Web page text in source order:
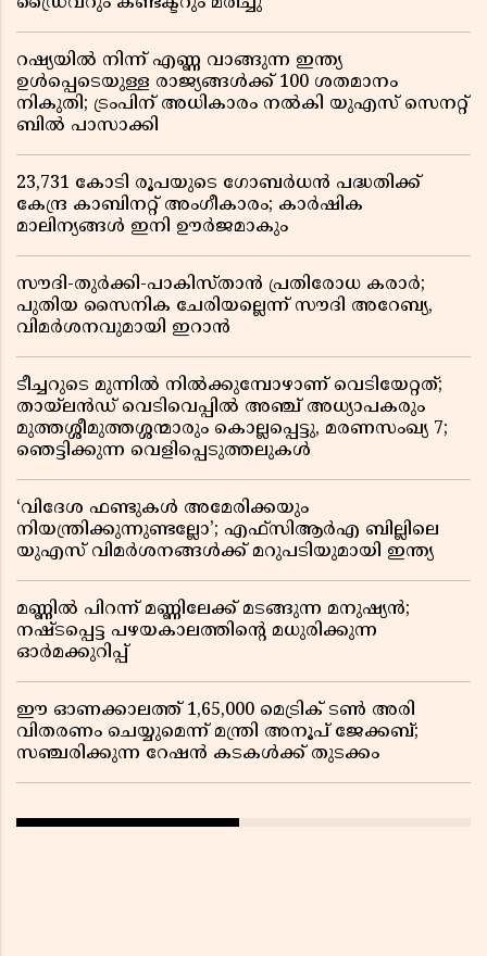
റഷ്യയിൽ നിന്ന് എണ്ണ വാങ്ങുന്ന ഇന്ത്യ
ഉൾപ്പെടെയുള്ള രാജ്യങ്ങൾക്ക് 100 ശതമാനം
നികുതി; ട്രംപിന് അധികാരം നൽകി യുഎസ് സെനറ്റ്
ബിൽ പാസാക്കി
23,731 കോടി രൂപയുടെ ഗോബർധൻ പദ്ധതിക്ക്
കേന്ദ്ര കാബിനറ്റ് അംഗീകാരം; കാർഷിക
മാലിന്യങ്ങൾ ഇനി ഊർജമാകും
സൗദി-തുർക്കി-പാകിസ്താൻ പ്രതിരോധ കരാർ;
പുതിയ സൈനിക ചേരിയല്ലെന്ന് സൗദി അറേബ്യ,
വിമർശനവുമായി ഇറാൻ
ടീച്ചറുടെ മുന്നിൽ നിൽക്കുമ്പോഴാണ് വെടിയേറ്റത്;
തായ്‌ലൻഡ് വെടിവെപ്പിൽ അഞ്ച് അധ്യാപകരും
മുത്തശ്ശീമുത്തശ്ശന്മാരും കൊല്ലപ്പെട്ടു, മരണസംഖ്യ 7;
ഞെട്ടിക്കുന്ന വെളിപ്പെടുത്തലുകൾ
‘വിദേശ ഫണ്ടുകൾ അമേരിക്കയും
നിയന്ത്രിക്കുന്നുണ്ടല്ലോ’; എഫ്സിആർഎ ബില്ലിലെ
യുഎസ് വിമർശനങ്ങൾക്ക് മറുപടിയുമായി ഇന്ത്യ
മണ്ണിൽ പിറന്ന് മണ്ണിലേക്ക് മടങ്ങുന്ന മനുഷ്യൻ;
നഷ്ടപ്പെട്ട പഴയകാലത്തിൻ്റെ മധുരിക്കുന്ന
ഓർമക്കുറിപ്പ്
ഈ ഓണക്കാലത്ത് 1,65,000 മെട്രിക് ടൺ അരി
വിതരണം ചെയ്യുമെന്ന് മന്ത്രി അനൂപ് ജേക്കബ്;
സഞ്ചരിക്കുന്ന റേഷൻ കടകൾക്ക് തുടക്കം